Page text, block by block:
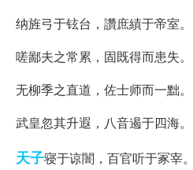
纳旌弓于铉台，讚庶績于帝室。
嗟鄙夫之常累，固既得而患失。
无柳季之直道，佐士师而一黜。
武皇忽其升遐，八音遏于四海。
天子寝于谅闇，百官听于冢宰。